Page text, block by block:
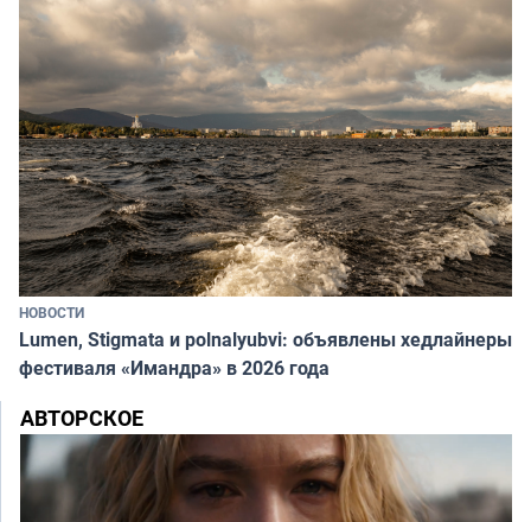
НОВОСТИ
Lumen, Stigmata и polnalyubvi: объявлены хедлайнеры
фестиваля «Имандра» в 2026 года
АВТОРСКОЕ